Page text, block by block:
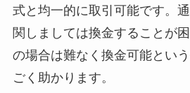
式と均一的に取引可能です。
関しましては換金することが
の場合は難なく換金可能とい
ごく助かります。